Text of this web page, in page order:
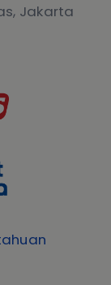
Jakarta